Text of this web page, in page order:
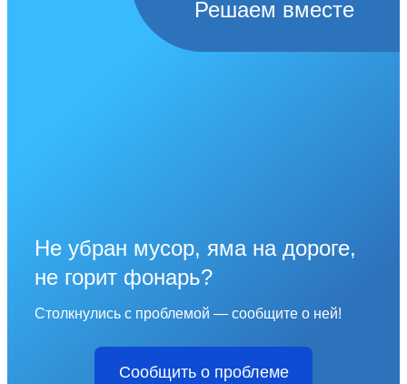
Решаем вместе
Не убран мусор, яма на дороге,
не горит фонарь?
Столкнулись с проблемой — сообщите о ней!
Сообщить о проблеме